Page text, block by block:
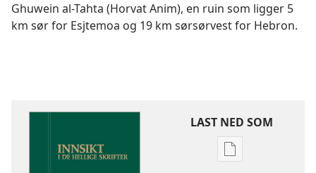
Ghuwein al-Tahta (Horvat Anim), en ruin som ligger 5
km sør for Esjtemoa og 19 km sørsørvest for Hebron.
LAST NED SOM